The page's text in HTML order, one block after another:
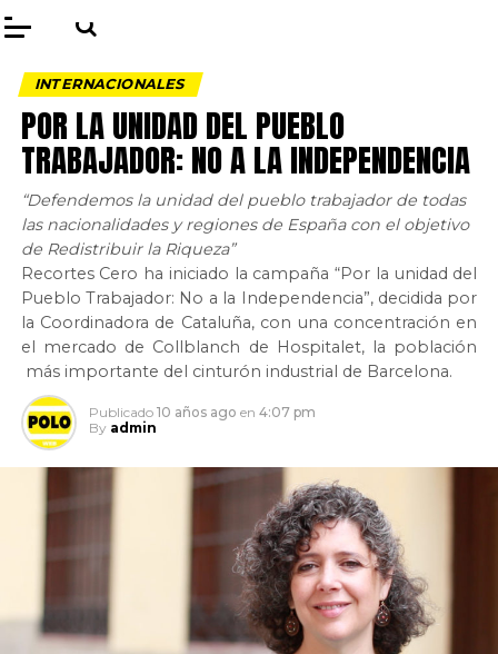
INTERNACIONALES
POR LA UNIDAD DEL PUEBLO
TRABAJADOR: NO A LA INDEPENDENCIA
“Defendemos la unidad del pueblo trabajador de todas
las nacionalidades y regiones de España con el objetivo
de Redistribuir la Riqueza”
Recortes Cero ha iniciado la campaña “Por la unidad del
Pueblo Trabajador: No a la Independencia”, decidida por
la Coordinadora de Cataluña, con una concentración en
el mercado de Collblanch de Hospitalet, la población
más importante del cinturón industrial de Barcelona.
Publicado 10 años ago en 4:07 pm
By admin